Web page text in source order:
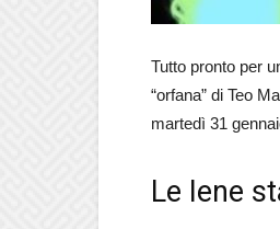
Tutto pronto per
“orfana” di Teo
martedì 31
Le Iene